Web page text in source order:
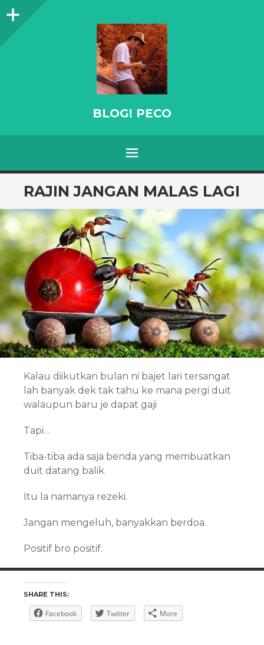
Sidebar
BLOG! PECO
Menu
SKIP
TO
CONTENT
RAJIN JANGAN MALAS LAGI
Kalau diikutkan bulan ni bajet lari tersangat
lah banyak dek tak tahu ke mana pergi duit
walaupun baru je dapat gaji
Tapi…
Tiba-tiba ada saja benda yang membuatkan
duit datang balik.
Itu la namanya rezeki.
Jangan mengeluh, banyakkan berdoa.
Positif bro positif.
SHARE THIS:
Facebook Twitter More